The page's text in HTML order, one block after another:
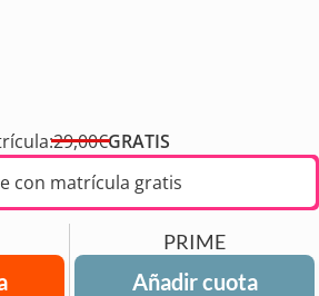
29,00€GRATIS
con matrícula gratis
PRIME
Añadir cuota